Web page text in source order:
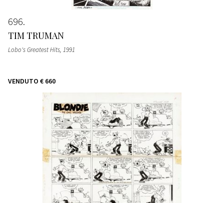
696
TIM TRUMAN
Lobo's Greatest Hits, 1991
VENDUTO € 660